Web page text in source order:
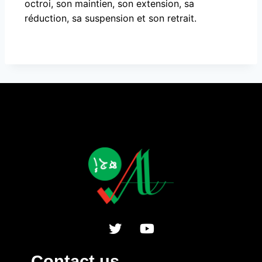
octroi, son maintien, son extension, sa
réduction, sa suspension et son retrait.